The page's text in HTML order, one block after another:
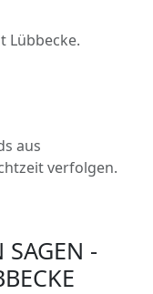
aus
verfolgen.
Lübbecke.
SAGEN -